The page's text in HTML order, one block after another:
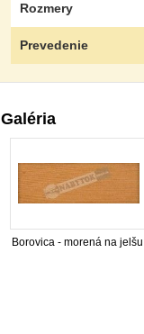
Rozmery
Prevedenie
Galéria
Borovica - morená na jelšu